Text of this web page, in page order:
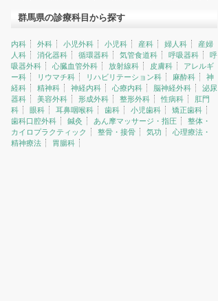
群馬県の診療科目から探す
内科 外科 小児外科 小児科 産科 婦人科
産婦
人科
消化器科 循環器科 気管食道科 呼吸器科
呼
吸器外科
心臓血管外科 放射線科 皮膚科
アレルギ
ー科
リウマチ科 リハビリテーション科 麻酔科
神
経科
精神科 神経内科 心療内科 脳神経外科
泌尿
器科
美容外科 形成外科 整形外科 性病科
肛門
科
眼科 耳鼻咽喉科 歯科 小児歯科
矯正歯科
歯科口腔外科
鍼灸 あん摩マッサージ・指圧
整体・
カイロプラクティック
整骨・接骨 気功
心理療法・
精神療法
胃腸科